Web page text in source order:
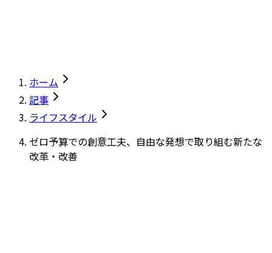
ホーム
記事
ライフスタイル
ゼロ予算での創意工夫、自由な発想で取り組む新たな
改革・改善